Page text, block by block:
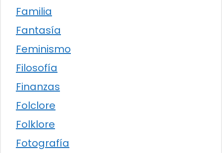
Familia
Fantasía
Feminismo
Filosofía
Finanzas
Folclore
Folklore
Fotografía